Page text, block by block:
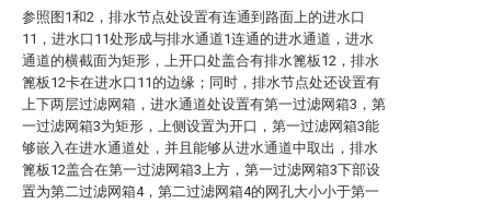
参照图1和2，排水节点处设置有连通到路面上的进水口
11，进水口11处形成与排水通道1连通的进水通道，进水
通道的横截面为矩形，上开口处盖合有排水篦板12，排水
篦板12卡在进水口11的边缘；同时，排水节点处还设置有
上下两层过滤网箱，进水通道处设置有第一过滤网箱3，第
一过滤网箱3为矩形，上侧设置为开口，第一过滤网箱3能
够嵌入在进水通道处，并且能够从进水通道中取出，排水
篦板12盖合在第一过滤网箱3上方，第一过滤网箱3下部设
置为第二过滤网箱4，第二过滤网箱4的网孔大小小于第一